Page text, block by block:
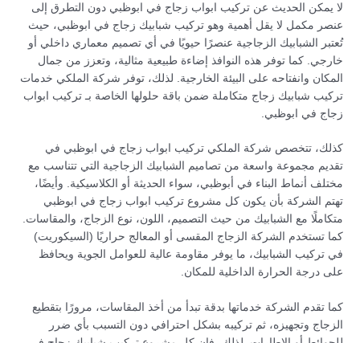
لا يمكن الحديث عن تركيب ابواب زجاج في ابوظبي دون التطرق إلى
عنصر مكمل لا يقل أهمية وهو تركيب شبابيك زجاج في ابوظبي، حيث
تُعتبر الشبابيك الزجاجية عنصرًا حيويًا في أي تصميم معماري داخلي أو
خارجي. كما توفر هذه النوافذ إضاءة طبيعية مثالية، وتعزز من جمال
المكان وانفتاحه على البيئة الخارجية. لذلك، توفر شركة الملكي خدمات
تركيب شبابيك زجاج متكاملة ضمن باقة حلولها الخاصة بـ تركيب ابواب
زجاج في ابوظبي.
كذلك، تتخصص شركة الملكي تركيب ابواب زجاج في ابوظبي في
تقديم مجموعة واسعة من تصاميم الشبابيك الزجاجية التي تتناسب مع
مختلف أنماط البناء في أبوظبي، سواء الحديثة أو الكلاسيكية. وأيضًا،
تهتم الشركة بأن يكون كل مشروع تركيب ابواب زجاج في ابوظبي
متكاملًا مع الشبابيك من حيث التصميم، اللون، نوع الزجاج، والمقاسات.
كما تستخدم الشركة الزجاج المقسى أو المعالج حراريًا (السيكوريت)
في تركيب الشبابيك، ما يوفر مقاومة عالية للعوامل الجوية ويحافظ
على درجة الحرارة الداخلية للمكان.
كما تقدم الشركة خدماتها بدقة تبدأ من أخذ المقاسات، مرورًا بتقطيع
الزجاج وتجهيزه، ثم تركيبه بشكل احترافي دون التسبب بأي ضرر